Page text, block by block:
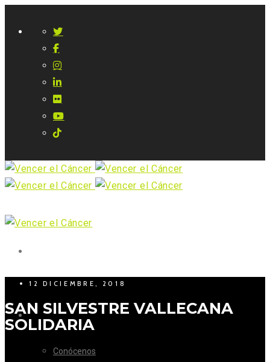
LA FUNDACIÓN
Conócenos
12 DICIEMBRE, 2018
SAN SILVESTRE VALLECANA
SOLIDARIA